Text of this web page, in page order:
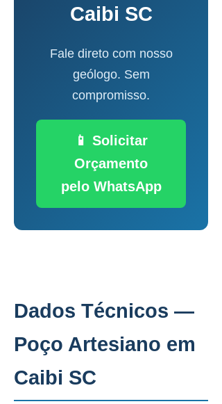
Caibi SC
Fale direto com nosso
geólogo. Sem
compromisso.
📱 Solicitar
Orçamento
pelo WhatsApp
Dados Técnicos —
Poço Artesiano em
Caibi SC